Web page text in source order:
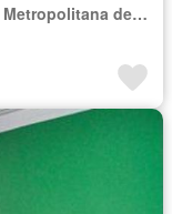
Região Imediata de São Paulo, Região Metropolitana de São Paulo